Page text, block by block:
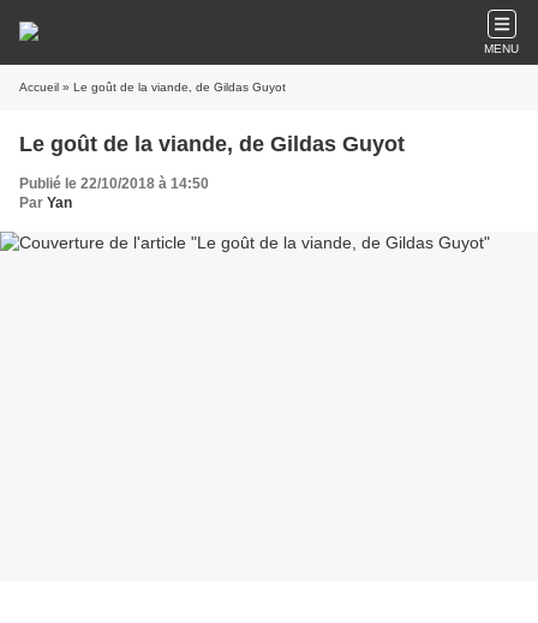
MENU
Accueil » Le goût de la viande, de Gildas Guyot
Le goût de la viande, de Gildas Guyot
Publié le 22/10/2018 à 14:50
Par Yan